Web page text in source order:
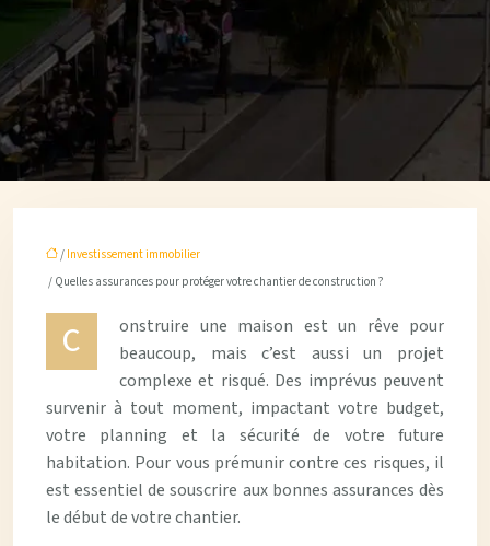
/ Investissement immobilier
/ Quelles assurances pour protéger votre chantier de construction ?
C
onstruire une maison est un rêve pour
beaucoup, mais c’est aussi un projet
complexe et risqué. Des imprévus peuvent
survenir à tout moment, impactant votre budget,
votre planning et la sécurité de votre future
habitation. Pour vous prémunir contre ces risques, il
est essentiel de souscrire aux bonnes assurances dès
le début de votre chantier.